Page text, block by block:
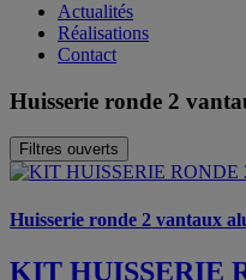
Actualités
Réalisations
Contact
Huisserie ronde 2
Filtres ouverts
Huisserie ronde 2 vantaux
KIT HUISSERIE